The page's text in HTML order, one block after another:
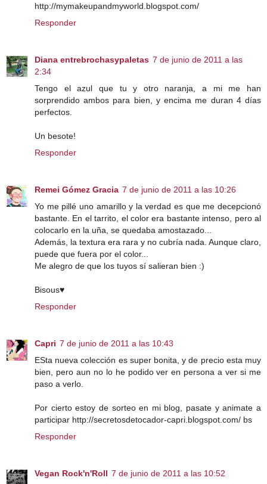
http://mymakeupandmyworld.blogspot.com/
Responder
Diana entrebrochasypaletas 7 de junio de 2011 a las
2:34
Tengo el azul que tu y otro naranja, a mi me han
sorprendido ambos para bien, y encima me duran 4 días
perfectos.
Un besote!
Responder
Remei Gómez Gracia 7 de junio de 2011 a las 10:26
Yo me pillé uno amarillo y la verdad es que me decepcionó
bastante. En el tarrito, el color era bastante intenso, pero al
colocarlo en la uña, se quedaba amostazado...
Además, la textura era rara y no cubría nada. Aunque claro,
puede que fuera por el color...
Me alegro de que los tuyos sí salieran bien :)
Bisous♥
Responder
Capri 7 de junio de 2011 a las 10:43
ESta nueva colección es super bonita, y de precio esta muy
bien, pero aun no lo he podido ver en persona a ver si me
paso a verlo.
Por cierto estoy de sorteo en mi blog, pasate y animate a
participar http://secretosdetocador-capri.blogspot.com/ bs
Responder
Vegan Rock'n'Roll 7 de junio de 2011 a las 10:52